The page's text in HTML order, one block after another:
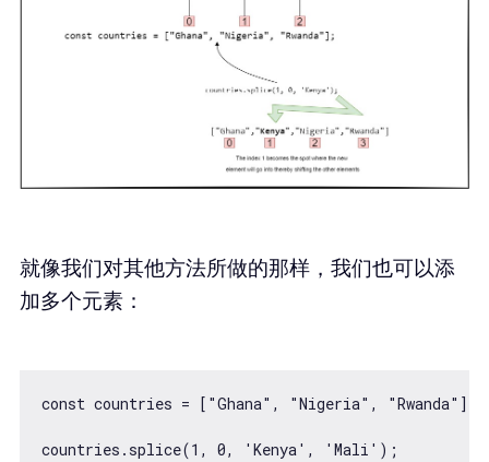
就像我们对其他方法所做的那样，我们也可以添
加多个元素：
const countries = ["Ghana", "Nigeria", "Rwanda"];
countries.splice(1, 0, 'Kenya', 'Mali');